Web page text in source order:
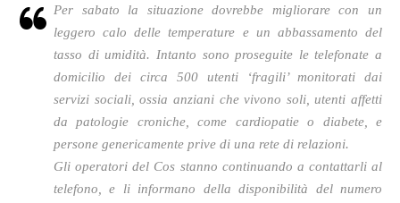
Per sabato la situazione dovrebbe migliorare con un
leggero calo delle temperature e un abbassamento del
tasso di umidità. Intanto sono proseguite le telefonate a
domicilio dei circa 500 utenti ‘fragili’ monitorati dai
servizi sociali, ossia anziani che vivono soli, utenti affetti
da patologie croniche, come cardiopatie o diabete, e
persone genericamente prive di una rete di relazioni.
Gli operatori del Cos stanno continuando a contattarli al
telefono, e li informano della disponibilità del numero